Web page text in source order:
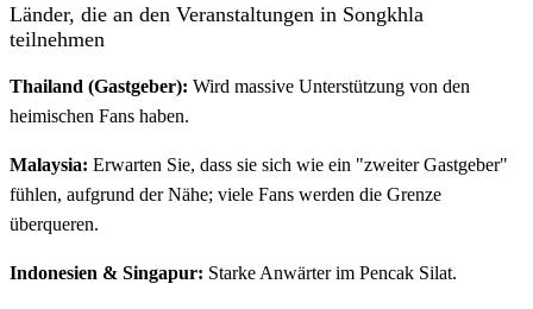
Länder, die an den Veranstaltungen in Songkhla
teilnehmen
Thailand (Gastgeber): Wird massive Unterstützung von den
heimischen Fans haben.
Malaysia: Erwarten Sie, dass sie sich wie ein "zweiter Gastgeber"
fühlen, aufgrund der Nähe; viele Fans werden die Grenze
überqueren.
Indonesien & Singapur: Starke Anwärter im Pencak Silat.